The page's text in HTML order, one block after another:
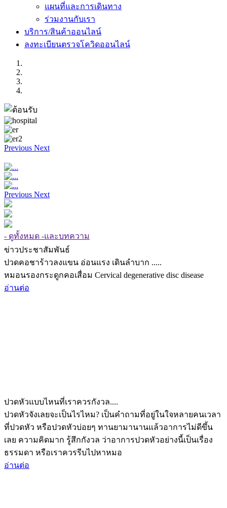
แผนที่และการเดินทาง
ร่วมงานกับเรา
บริการ/สินค้าออนไลน์
ลงทะเบียนตรวจโควิดออนไลน์
Previous Next
Previous Next
- ดูทั้งหมด -และบทความ
ข่าวประชาสัมพันธ์
ปวดคอชาร้าวลงแขน อ่อนแรง เดินลำบาก .....
หมอนรองกระดูกคอเสื่อม Cervical degenerative disc disease
อ่านต่อ
ปวดหัวแบบไหนที่เราควรกังวล....
ปวดหัวจังเลยจะเป็นไรไหม? เป็นคำถามที่อยู่ในใจหลายคนเวลา
ที่ปวดหัว หรือปวดหัวบ่อยๆ ทานยามานานแล้วอาการไม่ดีขึ้น
เลย ความคิดมาก รู้สึกกังวล ว่าอาการปวดหัวอย่างนี้เป็นเรื่อง
ธรรมดา หรือเราควรรีบไปหาหมอ
อ่านต่อ